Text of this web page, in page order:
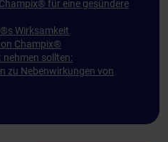
für eine gesündere
Wirksamkeit
Champix®
sollten:
zu Nebenwirkungen von